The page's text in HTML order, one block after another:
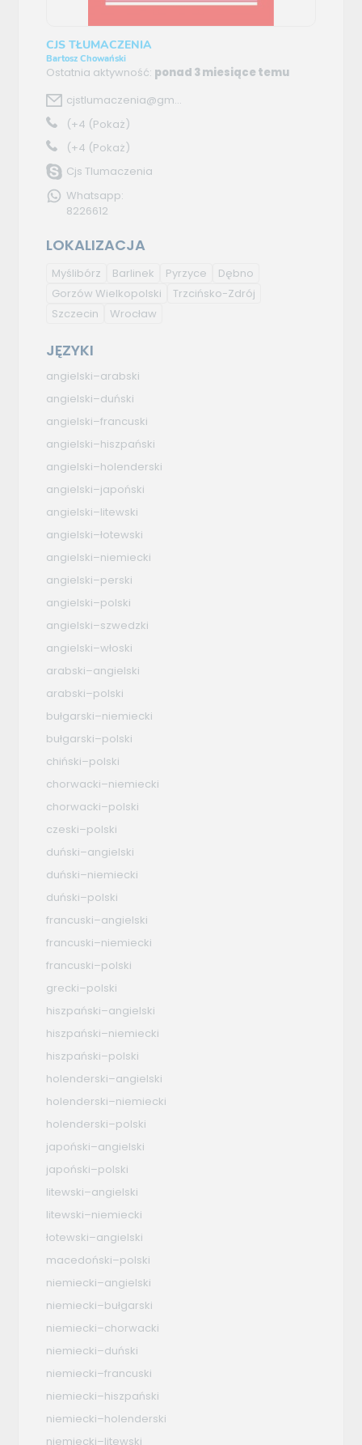
CJS TŁUMACZENIA
Bartosz Chowański
Ostatnia aktywność: ponad 3 miesiące temu
cjstlumaczenia@gm...
(+4 (Pokaż)
(+4 (Pokaż)
Cjs Tlumaczenia
Whatsapp:
8226612
LOKALIZACJA
Myślibórz Barlinek Pyrzyce
Dębno
Gorzów Wielkopolski
Trzcińsko-Zdrój
Szczecin
Wrocław
JĘZYKI
angielski–arabski
angielski–duński
angielski–francuski
angielski–hiszpański
angielski–holenderski
angielski–japoński
angielski–litewski
angielski–łotewski
angielski–niemiecki
angielski–perski
angielski–polski
angielski–szwedzki
angielski–włoski
arabski–angielski
arabski–polski
bułgarski–niemiecki
bułgarski–polski
chiński–polski
chorwacki–niemiecki
chorwacki–polski
czeski–polski
duński–angielski
duński–niemiecki
duński–polski
francuski–angielski
francuski–niemiecki
francuski–polski
grecki–polski
hiszpański–angielski
hiszpański–niemiecki
hiszpański–polski
holenderski–angielski
holenderski–niemiecki
holenderski–polski
japoński–angielski
japoński–polski
litewski–angielski
litewski–niemiecki
łotewski–angielski
macedoński–polski
niemiecki–angielski
niemiecki–bułgarski
niemiecki–chorwacki
niemiecki–duński
niemiecki–francuski
niemiecki–hiszpański
niemiecki–holenderski
niemiecki–litewski